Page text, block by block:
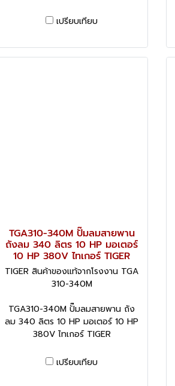
เปรียบเทียบ
TGA310-340M ปั๊มลมสายพาน
ถังลม 340 ลิตร 10 HP มอเตอร์
10 HP 380V ไทเกอร์ TIGER
TIGER สินค้าของแท้จากโรงงาน TGA
310-340M
TGA310-340M ปั๊มลมสายพาน ถัง
ลม 340 ลิตร 10 HP มอเตอร์ 10 HP
380V ไทเกอร์ TIGER
เปรียบเทียบ